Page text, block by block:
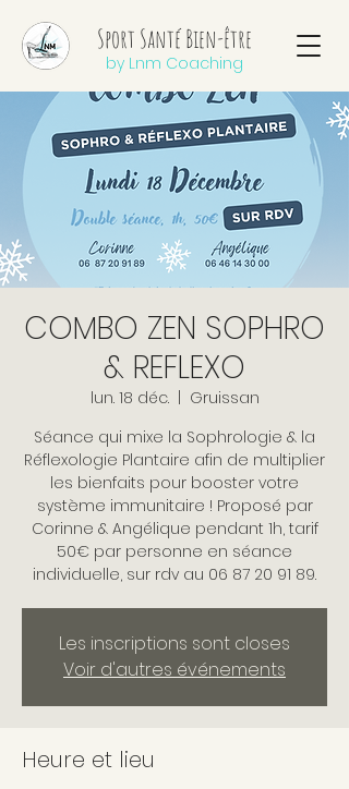
Sport Santé Bien-être
by Lnm Coaching
COMBO ZEN SOPHRO
& REFLEXO
lun. 18 déc.
  |
Gruissan
Séance qui mixe la Sophrologie & la
Réflexologie Plantaire afin de multiplier
les bienfaits pour booster votre
système immunitaire ! Proposé par
Corinne & Angélique pendant 1h, tarif
50€ par personne en séance
individuelle, sur rdv au 06 87 20 91 89.
Les inscriptions sont closes
Voir d'autres événements
Heure et lieu